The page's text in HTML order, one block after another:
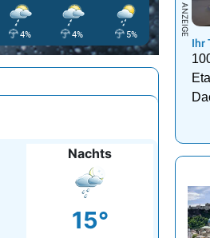
4% 4% 5%
Nachts
15°
Ihr